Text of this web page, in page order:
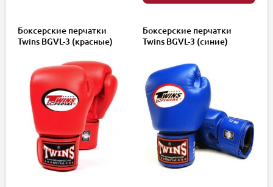
Боксерские перчатки
Twins BGVL-3 (красные)
Боксерские перчатки
Twins BGVL-3 (синие)